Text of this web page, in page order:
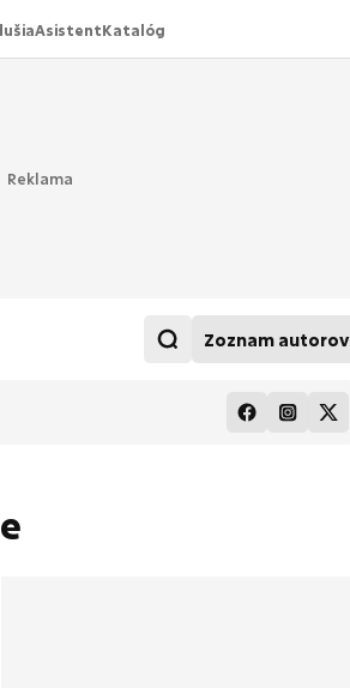
AsistentKatalóg
Zoznam autorov